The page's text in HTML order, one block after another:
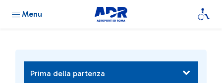
Menu
Prima della partenza